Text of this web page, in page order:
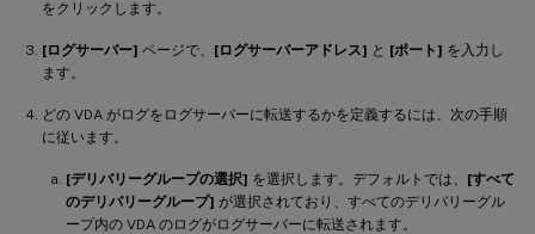
をクリックします。
[ログサーバー] ページで、 [ログサーバーアドレス] と [ポート] を入力し
ます。
どの VDA がログをログサーバーに転送するかを定義するには、次の手順
に従います。
[デリバリーグループの選択] を選択します。デフォルトでは、 [すべて
のデリバリーグループ] が選択されており、すべてのデリバリーグル
ープ内の VDA のログがログサーバーに転送されます。